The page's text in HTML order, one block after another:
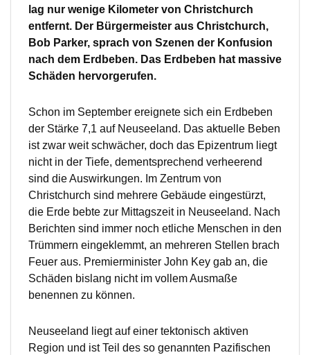
lag nur wenige Kilometer von Christchurch
entfernt. Der Bürgermeister aus Christchurch,
Bob Parker, sprach von Szenen der Konfusion
nach dem Erdbeben. Das Erdbeben hat massive
Schäden hervorgerufen.
Schon im September ereignete sich ein Erdbeben
der Stärke 7,1 auf Neuseeland. Das aktuelle Beben
ist zwar weit schwächer, doch das Epizentrum liegt
nicht in der Tiefe, dementsprechend verheerend
sind die Auswirkungen. Im Zentrum von
Christchurch sind mehrere Gebäude eingestürzt,
die Erde bebte zur Mittagszeit in Neuseeland. Nach
Berichten sind immer noch etliche Menschen in den
Trümmern eingeklemmt, an mehreren Stellen brach
Feuer aus. Premierminister John Key gab an, die
Schäden bislang nicht im vollem Ausmaße
benennen zu können.
Neuseeland liegt auf einer tektonisch aktiven
Region und ist Teil des so genannten Pazifischen